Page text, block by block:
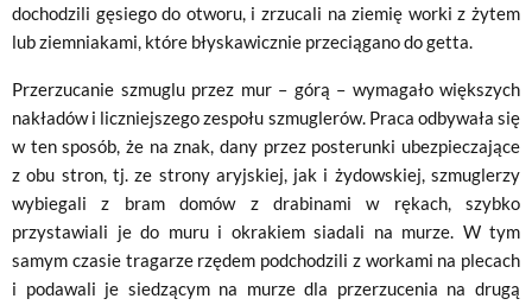
dochodzili gęsiego do otworu, i zrzucali na ziemię worki z żytem
lub ziemniakami, które błyskawicznie przeciągano do getta.
Przerzucanie szmuglu przez mur – górą – wymagało większych
nakładów i liczniejszego zespołu szmuglerów. Praca odbywała się
w ten sposób, że na znak, dany przez posterunki ubezpieczające
z obu stron, tj. ze strony aryjskiej, jak i żydowskiej, szmuglerzy
wybiegali z bram domów z drabinami w rękach, szybko
przystawiali je do muru i okrakiem siadali na murze. W tym
samym czasie tragarze rzędem podchodzili z workami na plecach
i podawali je siedzącym na murze dla przerzucenia na drugą